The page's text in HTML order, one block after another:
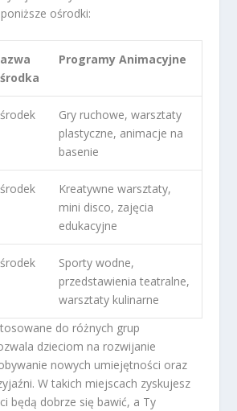
ośrodki:
Programy Animacyjne
Gry ruchowe, warsztaty
plastyczne, animacje na
basenie
Kreatywne warsztaty,
mini disco, zajęcia
edukacyjne
Sporty wodne,
przedstawienia teatralne,
warsztaty kulinarne
do różnych grup
dzieciom na rozwijanie
nowych umiejętności oraz
W takich miejscach zyskujesz
będą dobrze się bawić, a Ty